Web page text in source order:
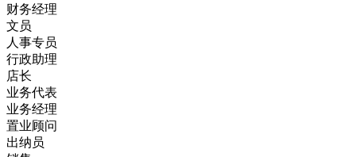
财务经理
文员
人事专员
行政助理
店长
业务代表
业务经理
置业顾问
出纳员